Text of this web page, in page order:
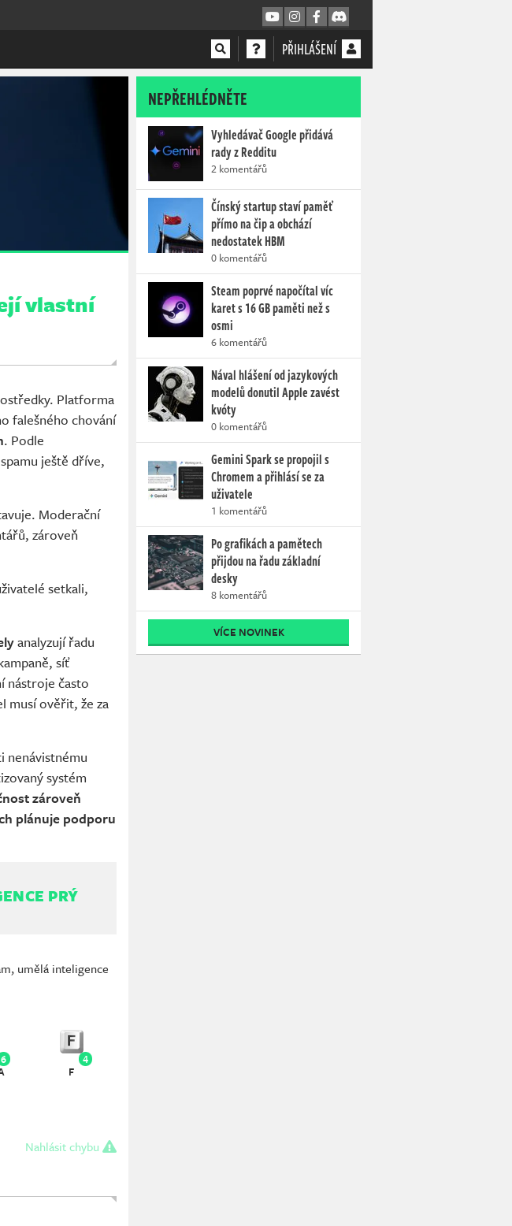
PŘIHLÁŠENÍ
vlastní
Platforma
falešného chování
. Podle
ještě dříve,
Moderační
zároveň
setkali,
analyzují řadu
síť
nástroje často
musí ověřit, že za
nenávistnému
systém
zároveň
plánuje podporu
PRÝ
, umělá inteligence
6
4
F
Nahlásit chybu
NEPŘEHLÉDNĚTE
Vyhledávač Google přidává
rady z Redditu
2 komentářů
Čínský startup staví paměť
přímo na čip a obchází
nedostatek HBM
0 komentářů
Steam poprvé napočítal víc
karet s 16 GB paměti než s
osmi
6 komentářů
Nával hlášení od jazykových
modelů donutil Apple zavést
kvóty
0 komentářů
Gemini Spark se propojil s
Chromem a přihlásí se za
uživatele
1 komentářů
Po grafikách a pamětech
přijdou na řadu základní
desky
8 komentářů
VÍCE NOVINEK